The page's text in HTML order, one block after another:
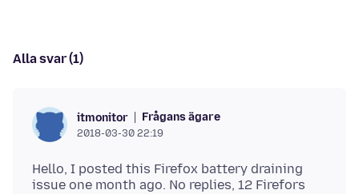
Alla svar (1)
itmonitor Frågans ägare
2018-03-30 22:19
Hello, I posted this Firefox battery draining
issue one month ago. No replies, 12 Firefors